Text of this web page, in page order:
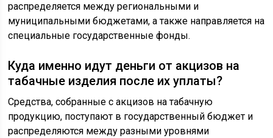
распределяется между региональными и
муниципальными бюджетами, а также направляется на
специальные государственные фонды.
Куда именно идут деньги от акцизов на
табачные изделия после их уплаты?
Средства, собранные с акцизов на табачную
продукцию, поступают в государственный бюджет и
распределяются между разными уровнями